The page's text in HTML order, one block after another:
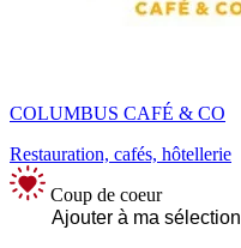
COLUMBUS CAFÉ & CO
Restauration, cafés, hôtellerie
Coup de coeur
Ajouter à ma sélection